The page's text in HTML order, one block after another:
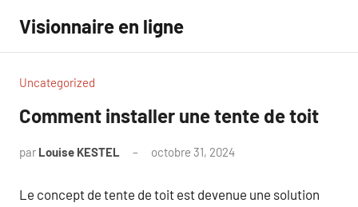
contenu
Visionnaire en ligne
Uncategorized
Comment installer une tente de toit
par Louise KESTEL octobre 31, 2024
Le concept de tente de toit est devenue une solution